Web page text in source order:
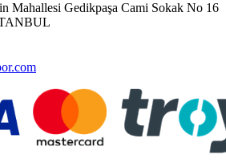
Mahallesi Gedikpaşa Cami Sokak No 16